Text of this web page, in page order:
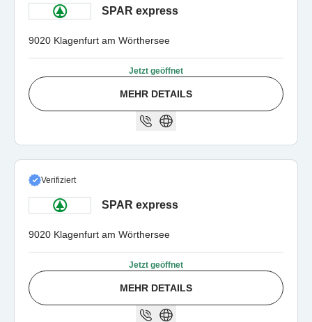
SPAR express
9020 Klagenfurt am Wörthersee
Jetzt geöffnet
MEHR DETAILS
Verifiziert
SPAR express
9020 Klagenfurt am Wörthersee
Jetzt geöffnet
MEHR DETAILS